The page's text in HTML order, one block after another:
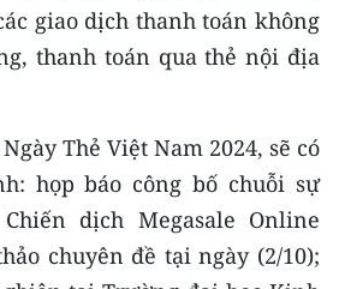
giao dịch thanh toán không
thanh toán qua thẻ nội địa
Thẻ Việt Nam 2024, sẽ có
họp báo công bố chuỗi sự
dịch Megasale Online
chuyên đề tại ngày (2/10);